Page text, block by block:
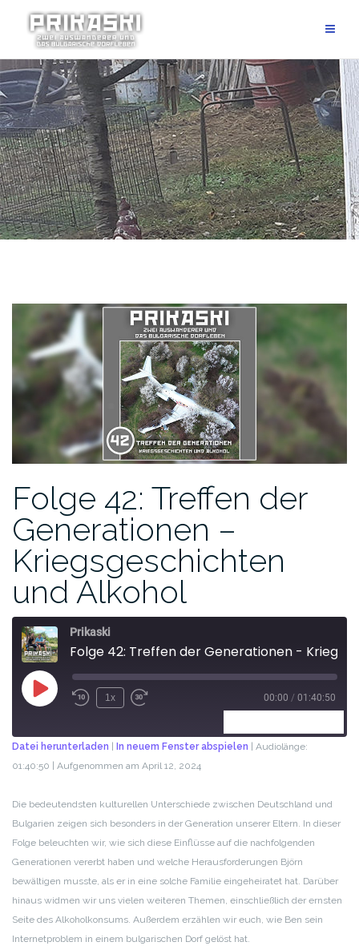
Folge 42: Treffen der
Generationen –
Kriegsgeschichten
und Alkohol
Prikaski
1x 00:00 / 01:40:50
TEILEN
LINK
EMBED
Datei herunterladen In neuem Fenster abspielen
Audiolänge:
01:40:50
Aufgenommen am April 12, 2024
Die bedeutendsten kulturellen Unterschiede zwischen Deutschland und
Bulgarien zeigen sich besonders in der Generation unserer Eltern. In dieser
Folge beleuchten wir, wie sich diese Einflüsse auf die nachfolgenden
Generationen vererbt haben und welche Herausforderungen Björn
bewältigen musste, als er in eine solche Familie eingeheiratet hat. Darüber
hinaus widmen wir uns vielen weiteren Themen, einschließlich der ernsten
Seite des Alkoholkonsums. Außerdem erzählen wir euch, wie Ben sein
Internetproblem in einem bulgarischen Dorf gelöst hat.